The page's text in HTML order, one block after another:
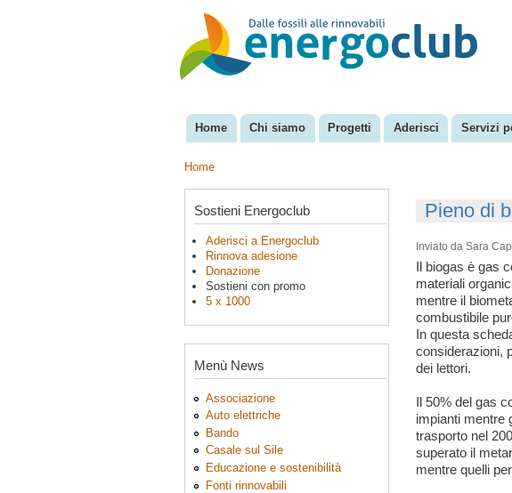
EnergoClub
per la
riconversione
del sistema
Menu principale
Home Chi siamo Progetti Aderisci Servizi
Home
Sostieni Energoclub
Aderisci a Energoclub
Rinnova adesione
Donazione
Sostieni con promo
5 x 1000
Menù News
Associazione
Auto elettriche
Bando
Casale sul Sile
Educazione e sostenibilità
Fonti rinnovabili
Pieno di
Inviato da Sara
Il biogas è gas
materiali
mentre il
combustibile
In questa
considerazioni,
dei lettori.
Il 50% del gas
impianti mentre
trasporto nel
superato il
mentre quelli